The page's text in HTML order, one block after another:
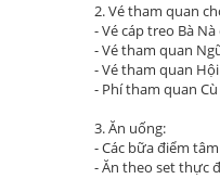
2. Vé tham quan
- Vé cáp treo Bà
- Vé tham quan
- Vé tham quan
- Phí tham quan
3. Ăn uống:
- Các bữa điểm
- Ăn theo set thực